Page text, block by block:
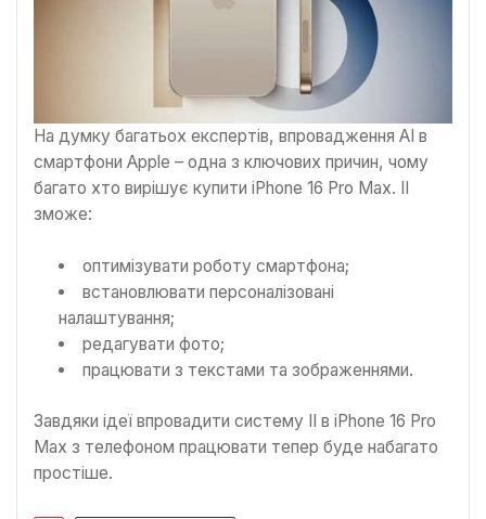
На думку багатьох експертів, впровадження AI в
смартфони Apple – одна з ключових причин, чому
багато хто вирішує купити iPhone 16 Pro Max. ІІ
зможе:
оптимізувати роботу смартфона;
встановлювати персоналізовані
налаштування;
редагувати фото;
працювати з текстами та зображеннями.
Завдяки ідеї впровадити систему ІІ в iPhone 16 Pro
Max з телефоном працювати тепер буде набагато
простіше.